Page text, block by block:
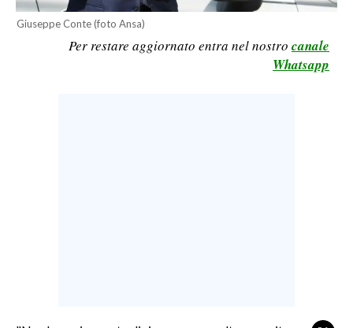
LAVORO
Giuseppe Conte (foto Ansa)
Per restare aggiornato entra nel nostro canale
Whatsapp